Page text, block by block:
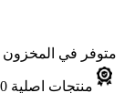
متوفر في المخزون
منتجات اصلية 100%